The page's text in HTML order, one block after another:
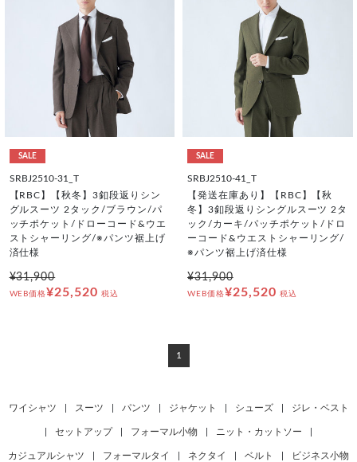
SALE
SRBJ2510-31_T
【RBC】【秋冬】3釦段返りシン
グルスーツ 2タック/ブラウン/パ
ッチポケット/ドローコード&ウエ
ストシャーリング/※パンツ裾上げ
済仕様
¥31,900
WEB価格¥25,520 税込
SALE
SRBJ2510-41_T
【発送在庫あり】【RBC】【秋
冬】3釦段返りシングルスーツ 2タ
ック/カーキ/パッチポケット/ドロ
ーコード&ウエストシャーリング/
※パンツ裾上げ済仕様
¥31,900
WEB価格¥25,520 税込
1
ワイシャツ スーツ パンツ ジャケット シューズ ジレ・ベスト
セットアップ フォーマル小物 ニット・カットソー
カジュアルシャツ フォーマルタイ ネクタイ ベルト ビジネス小物